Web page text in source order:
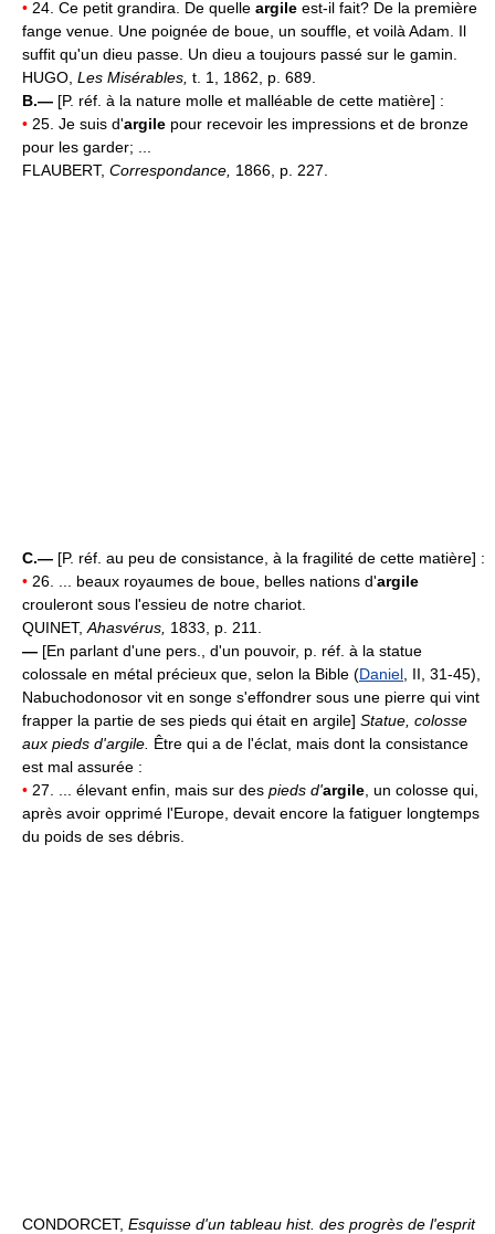
• 24. Ce petit grandira. De quelle argile est-il fait? De la première
fange venue. Une poignée de boue, un souffle, et voilà Adam. Il
suffit qu'un dieu passe. Un dieu a toujours passé sur le gamin.
HUGO, Les Misérables, t. 1, 1862, p. 689.
B.— [P. réf. à la nature molle et malléable de cette matière] :
• 25. Je suis d'argile pour recevoir les impressions et de bronze
pour les garder; ...
FLAUBERT, Correspondance, 1866, p. 227.
C.— [P. réf. au peu de consistance, à la fragilité de cette matière] :
• 26. ... beaux royaumes de boue, belles nations d'argile
crouleront sous l'essieu de notre chariot.
QUINET, Ahasvérus, 1833, p. 211.
— [En parlant d'une pers., d'un pouvoir, p. réf. à la statue
colossale en métal précieux que, selon la Bible (Daniel , II, 31-45),
Nabuchodonosor vit en songe s'effondrer sous une pierre qui vint
frapper la partie de ses pieds qui était en argile] Statue, colosse
aux pieds d'argile. Être qui a de l'éclat, mais dont la consistance
est mal assurée :
• 27. ... élevant enfin, mais sur des pieds d'argile , un colosse qui,
après avoir opprimé l'Europe, devait encore la fatiguer longtemps
du poids de ses débris.
CONDORCET, Esquisse d'un tableau hist. des progrès de l'esprit